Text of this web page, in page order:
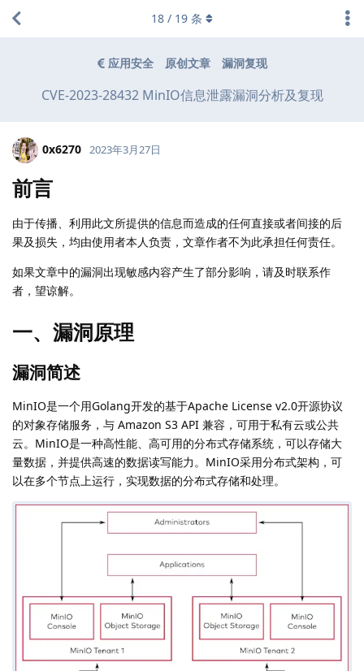
应用安全 原创文章 漏洞复现
CVE-2023-28432 MinIO信息泄露漏洞分析及复现
18 / 19 条
0x6270 2023年3月27日
前言
由于传播、利用此文所提供的信息而造成的任何直接或者间接的后
果及损失，均由使用者本人负责，文章作者不为此承担任何责任。
如果文章中的漏洞出现敏感内容产生了部分影响，请及时联系作
者，望谅解。
一、漏洞原理
漏洞简述
MinIO是一个用Golang开发的基于Apache License v2.0开源协议
的对象存储服务，与 Amazon S3 API 兼容，可用于私有云或公共
云。MinIO是一种高性能、高可用的分布式存储系统，可以存储大
量数据，并提供高速的数据读写能力。MinIO采用分布式架构，可
以在多个节点上运行，实现数据的分布式存储和处理。